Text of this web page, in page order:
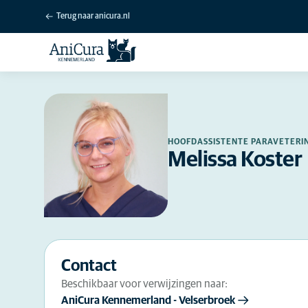
Terug naar anicura.nl
HOOFDASSISTENTE
Melissa Koster
Contact
Beschikbaar voor verwijzingen naar:
AniCura Kennemerland - Velserbroek